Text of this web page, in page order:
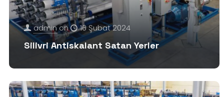
adminon 16 Şubat 2024
Silivri Antiskalant Satan Yerler